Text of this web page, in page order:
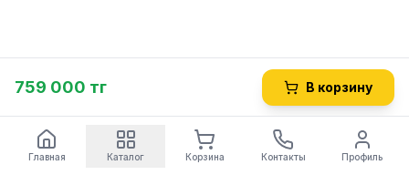
759 000 тг В корзину
Главная Каталог Корзина Контакты Профиль